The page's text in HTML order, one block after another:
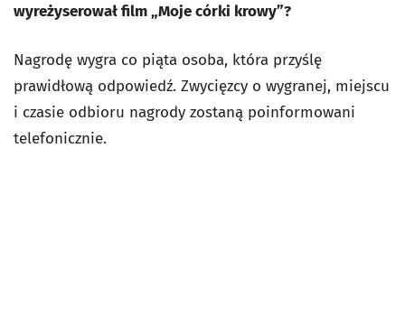
wyreżyserował film „Moje córki krowy”?
Nagrodę wygra co piąta osoba, która przyślę
prawidłową odpowiedź. Zwycięzcy o wygranej, miejscu
i czasie odbioru nagrody zostaną poinformowani
telefonicznie.